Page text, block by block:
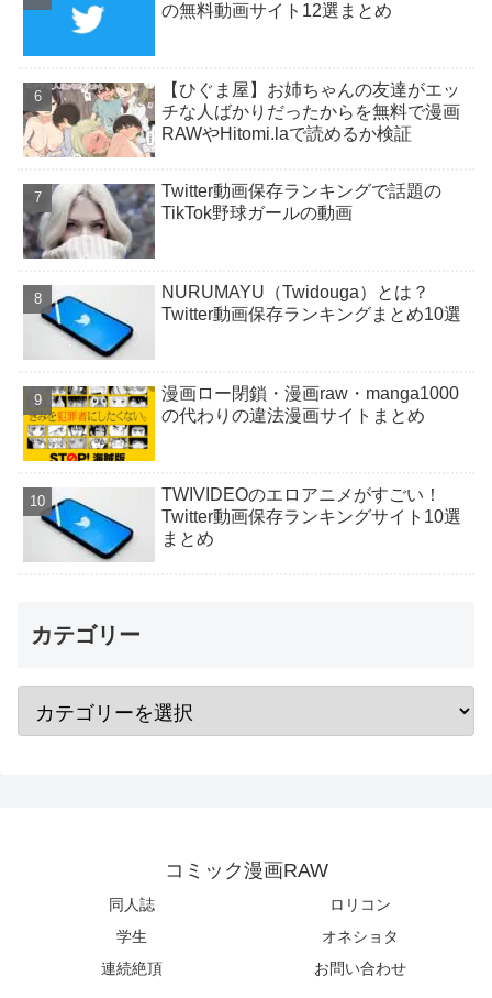
の無料動画サイト12選まとめ
【ひぐま屋】お姉ちゃんの友達がエッ
チな人ばかりだったからを無料で漫画
RAWやHitomi.laで読めるか検証
Twitter動画保存ランキングで話題の
TikTok野球ガールの動画
NURUMAYU（Twidouga）とは？
Twitter動画保存ランキングまとめ10選
漫画ロー閉鎖・漫画raw・manga1000
の代わりの違法漫画サイトまとめ
TWIVIDEOのエロアニメがすごい！
Twitter動画保存ランキングサイト10選
まとめ
カテゴリー
コミック漫画RAW
同人誌
ロリコン
学生
オネショタ
連続絶頂
お問い合わせ